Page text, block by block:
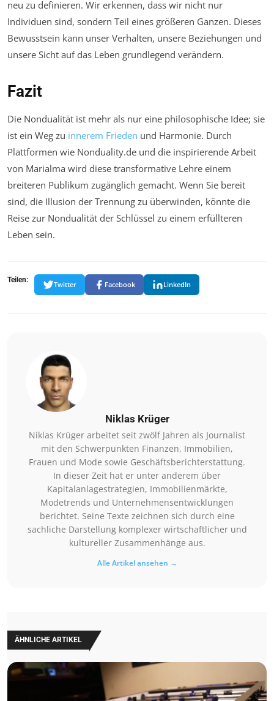
neu zu definieren. Wir erkennen, dass wir nicht nur
Individuen sind, sondern Teil eines größeren Ganzen. Dieses
Bewusstsein kann unser Verhalten, unsere Beziehungen und
unsere Sicht auf das Leben grundlegend verändern.
Fazit
Die Nondualität ist mehr als nur eine philosophische Idee; sie
ist ein Weg zu innerem Frieden und Harmonie. Durch
Plattformen wie Nonduality.de und die inspirierende Arbeit
von Marialma wird diese transformative Lehre einem
breiteren Publikum zugänglich gemacht. Wenn Sie bereit
sind, die Illusion der Trennung zu überwinden, könnte die
Reise zur Nondualität der Schlüssel zu einem erfüllteren
Leben sein.
Teilen:
Twitter Facebook LinkedIn
Niklas Krüger
Niklas Krüger arbeitet seit zwölf Jahren als Journalist
mit den Schwerpunkten Finanzen, Immobilien,
Frauen und Mode sowie Geschäftsberichterstattung.
In dieser Zeit hat er unter anderem über
Kapitalanlagestrategien, Immobilienmärkte,
Modetrends und Unternehmensentwicklungen
berichtet. Seine Texte zeichnen sich durch eine
sachliche Darstellung komplexer wirtschaftlicher und
kultureller Zusammenhänge aus.
Alle Artikel ansehen →
ÄHNLICHE ARTIKEL